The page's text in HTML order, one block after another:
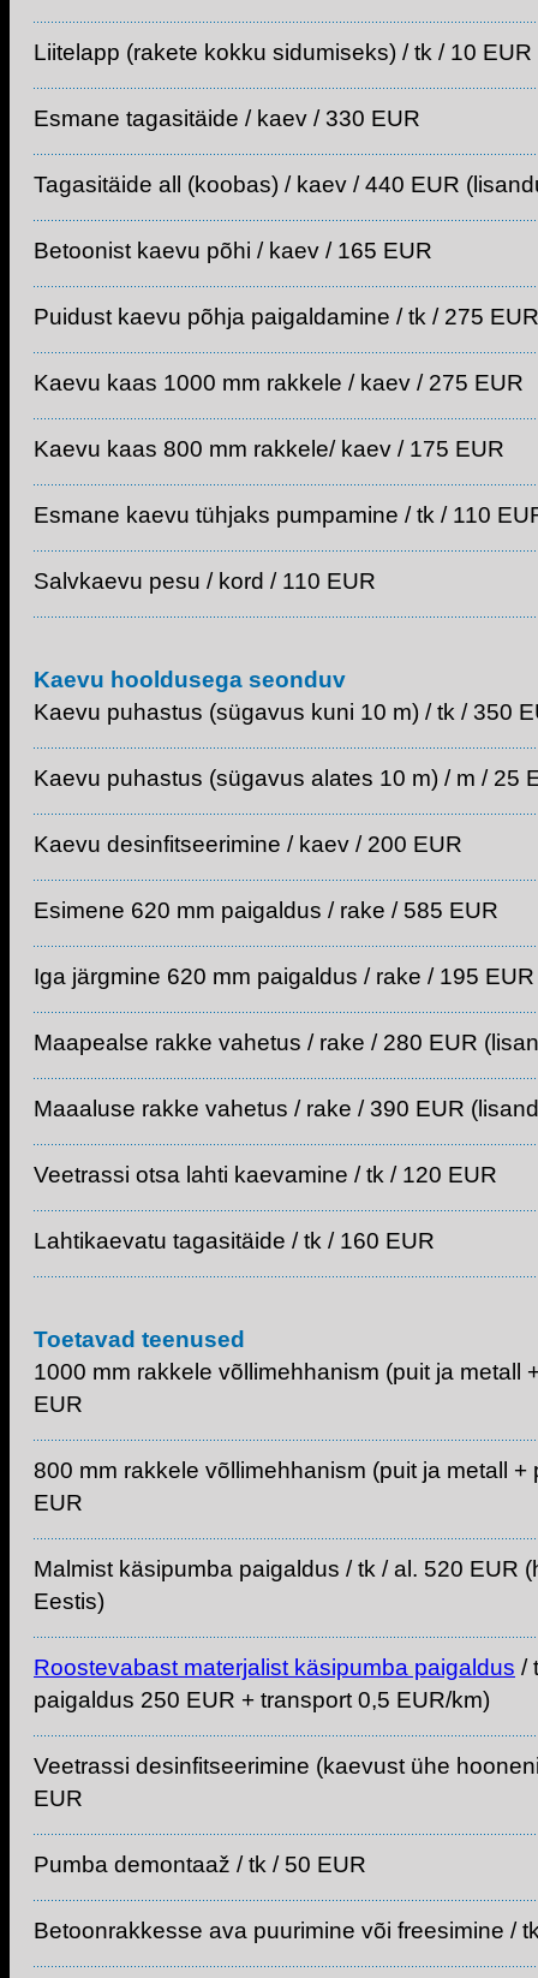
Liitelapp (rakete kokku sidumiseks) / tk / 10 EUR
Esmane tagasitäide / kaev / 330 EUR
Tagasitäide all (koobas) / kaev / 440 EUR
Betoonist kaevu põhi / kaev / 165 EUR
Puidust kaevu põhja paigaldamine / tk / 275 EUR
Kaevu kaas 1000 mm rakkele / kaev / 275 EUR
Kaevu kaas 800 mm rakkele/ kaev / 175 EUR
Esmane kaevu tühjaks pumpamine / tk / 110
Salvkaevu pesu / kord / 110 EUR
Kaevu hooldusega seonduv
Kaevu puhastus (sügavus kuni 10 m) / tk / 350
Kaevu puhastus (sügavus alates 10 m) / m / 25
Kaevu desinfitseerimine / kaev / 200 EUR
Esimene 620 mm paigaldus / rake / 585 EUR
Iga järgmine 620 mm paigaldus / rake / 195 EUR
Maapealse rakke vahetus / rake / 280 EUR
Maaaluse rakke vahetus / rake / 390 EUR
Veetrassi otsa lahti kaevamine / tk / 120 EUR
Lahtikaevatu tagasitäide / tk / 160 EUR
Toetavad teenused
1000 mm rakkele võllimehhanism (puit ja metall
EUR
800 mm rakkele võllimehhanism (puit ja metall +
EUR
Malmist käsipumba paigaldus / tk / al. 520 EUR
Eestis)
Roostevabast materjalist käsipumba paigaldus /
paigaldus 250 EUR + transport 0,5 EUR/km)
Veetrassi desinfitseerimine (kaevust ühe
EUR
Pumba demontaaž / tk / 50 EUR
Betoonrakkesse ava puurimine või freesimine /